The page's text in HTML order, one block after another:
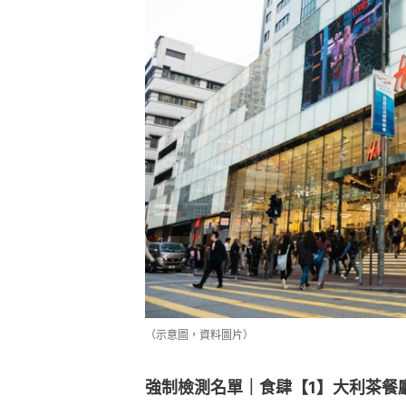
（示意圖，資料圖片）
強制檢測名單｜食肆【1】大利茶餐